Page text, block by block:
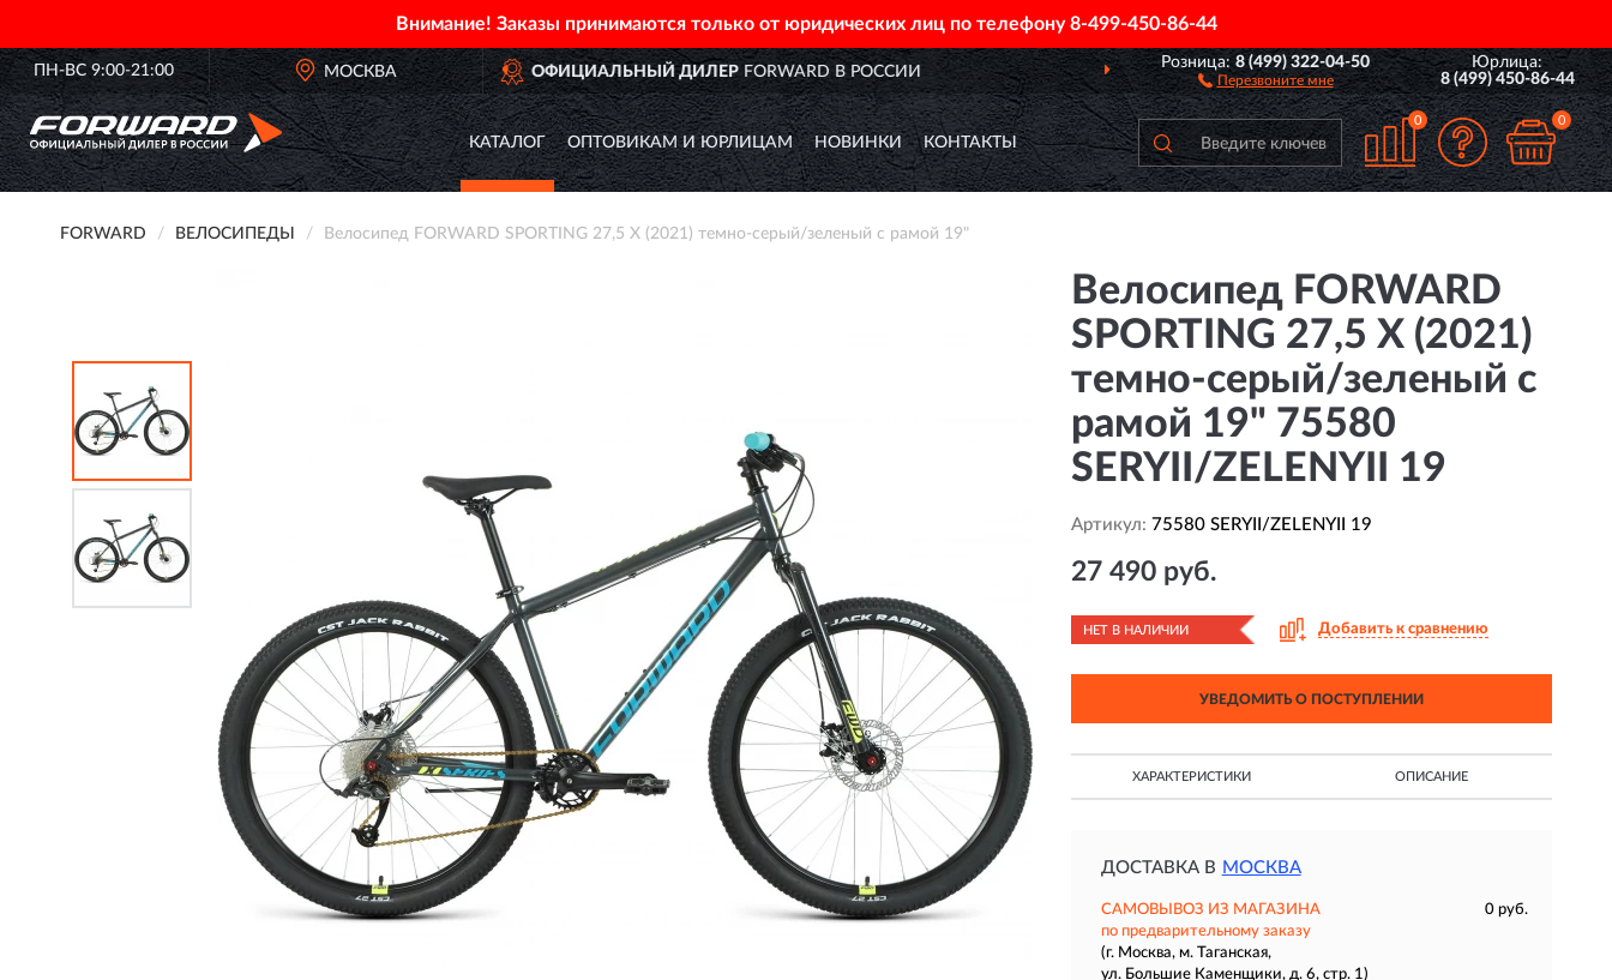
Внимание! Заказы принимаются только от юридических лиц по телефону8-499-450-86-44
ПН-ВС 9:00-21:00 МОСКВА
ОФИЦИАЛЬНЫЙ ДИЛЕРFORWARD В РОССИИ ДОСТАВИМ ПО ВСЕЙ РОССИИ ПОЛНЫЙ
Розница:8 (499) 322-04-50
Перезвоните мне
Юрлица:
8 (499) 450-86-44
КАТАЛОГ ОПТОВИКАМ И ЮРЛИЦАМ НОВИНКИ КОНТАКТЫ
0 0
FORWARD ВЕЛОСИПЕДЫ Велосипед FORWARD SPORTING 27,5 X (2021) темно-серый/зеленый с рамой 19"
Велосипед FORWARD
SPORTING 27,5 X (2021)
темно-серый/зеленый с
рамой 19" 75580
SERYII/ZELENYII 19
Артикул: 75580 SERYII/ZELENYII 19
27 490 руб.
НЕТ В НАЛИЧИИ Добавить к сравнению
УВЕДОМИТЬ О ПОСТУПЛЕНИИ
ХАРАКТЕРИСТИКИ ОПИСАНИЕ
ДОСТАВКА В МОСКВА
САМОВЫВОЗ ИЗ МАГАЗИНА
0 руб.
по предварительному заказу
(г. Москва, м. Таганская,
ул. Большие Каменщики, д. 6, стр. 1)